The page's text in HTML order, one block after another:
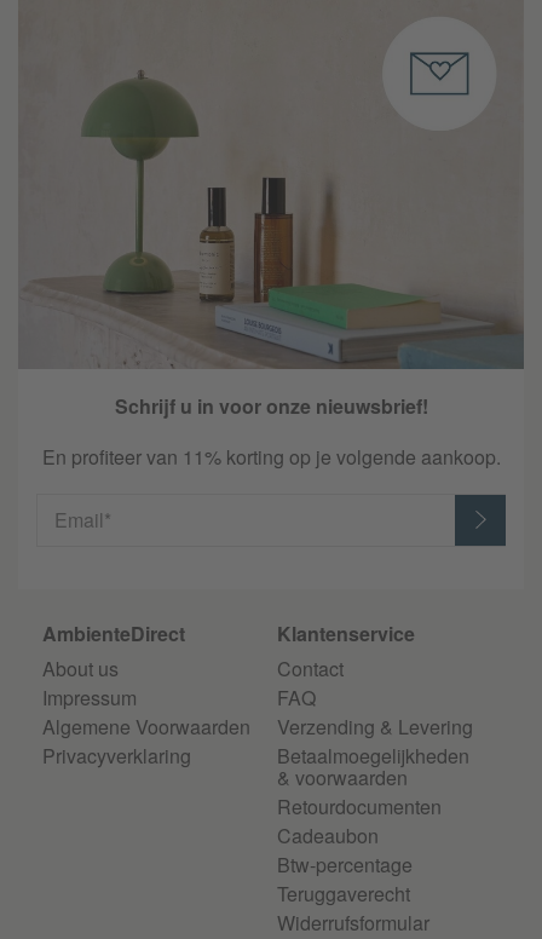
Schrijf u in voor onze nieuwsbrief!
En profiteer van 11% korting op je volgende aankoop.
Email*
AmbienteDirect
About us
Impressum
Algemene Voorwaarden
Privacyverklaring
Klantenservice
Contact
FAQ
Verzending & Levering
Betaalmoegelijkheden
& voorwaarden
Retourdocumenten
Cadeaubon
Btw-percentage
Teruggaverecht
Widerrufsformular